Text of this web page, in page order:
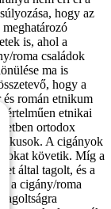
hogy az
is, ahol a
roma családok
ma is
hogy a
román etnikum
etnikai
ortodox
A cigányok
követik. Míg a
által tagolt, és a
a cigány/roma